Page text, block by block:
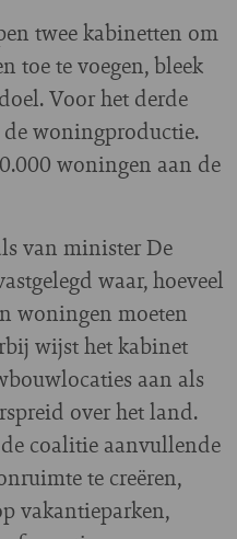
twee kabinetten om
toe te voegen, bleek
Voor het derde
woningproductie.
woningen aan de
van minister De
waar, hoeveel
woningen moeten
wijst het kabinet
aan als
over het land.
coalitie aanvullende
te creëren,
vakantieparken,